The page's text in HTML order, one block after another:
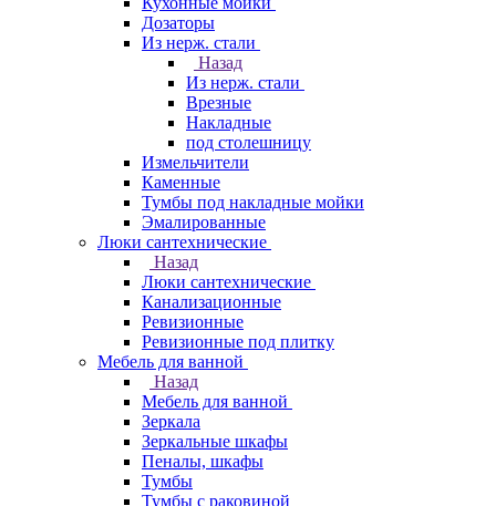
Дозаторы
Из нерж. стали
Назад
Из нерж. стали
Врезные
Накладные
под столешницу
Измельчители
Каменные
Тумбы под накладные мойки
Эмалированные
Люки сантехнические
Назад
Люки сантехнические
Канализационные
Ревизионные
Ревизионные под плитку
Мебель для ванной
Назад
Мебель для ванной
Зеркала
Зеркальные шкафы
Пеналы, шкафы
Тумбы
Тумбы с раковиной